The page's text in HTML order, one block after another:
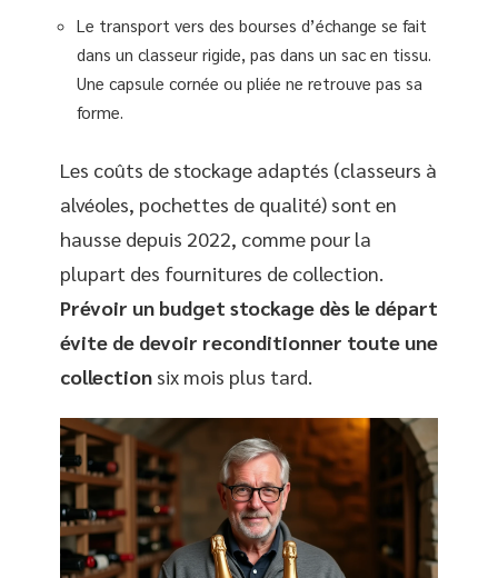
Le transport vers des bourses d’échange se fait
dans un classeur rigide, pas dans un sac en tissu.
Une capsule cornée ou pliée ne retrouve pas sa
forme.
Les coûts de stockage adaptés (classeurs à
alvéoles, pochettes de qualité) sont en
hausse depuis 2022, comme pour la
plupart des fournitures de collection.
Prévoir un budget stockage dès le départ
évite de devoir reconditionner toute une
collection six mois plus tard.